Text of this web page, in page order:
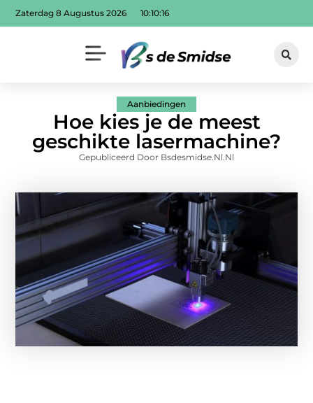
Zaterdag 8 Augustus 2026 10:10:18
Aanbiedingen
Hoe kies je de meest
geschikte lasermachine?
Gepubliceerd Door Bsdesmidse.nl.nl